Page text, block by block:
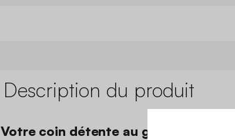
Description du produit
Votre coin détente au grand air